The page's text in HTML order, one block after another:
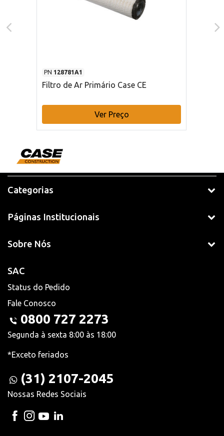
PN 128781A1
Filtro de Ar Primário Case CE
Ver Preço
Categorias
Páginas Institucionais
Sobre Nós
SAC
Status do Pedido
Fale Conosco
0800 727 2273
Segunda à sexta 8:00 às 18:00
*Exceto feriados
(31) 2107-2045
Nossas Redes Sociais